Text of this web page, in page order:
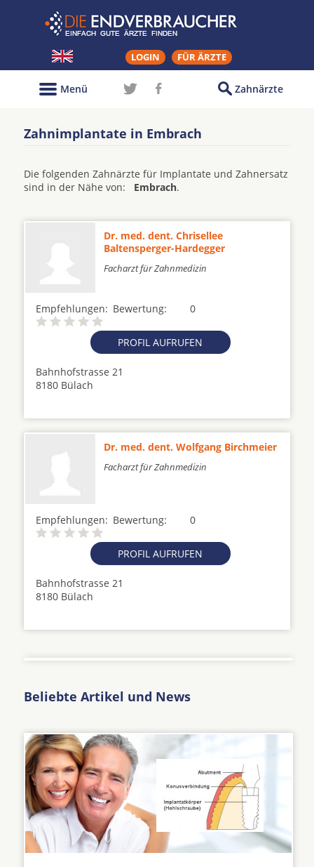
LOGIN FÜR ÄRZTE
Zahnärzte
Menü
Zahnimplantate in Embrach
Die folgenden Zahnärzte für Implantate und Zahnersatz
sind in der Nähe von: Embrach.
Dr. med. dent. Chrisellee
Baltensperger-Hardegger
Facharzt für Zahnmedizin
Empfehlungen: 0
Bewertung:
PROFIL AUFRUFEN
Bahnhofstrasse 21
8180 Bülach
Dr. med. dent. Wolfgang Birchmeier
Facharzt für Zahnmedizin
Empfehlungen: 0
Bewertung:
PROFIL AUFRUFEN
Bahnhofstrasse 21
8180 Bülach
Beliebte Artikel und News